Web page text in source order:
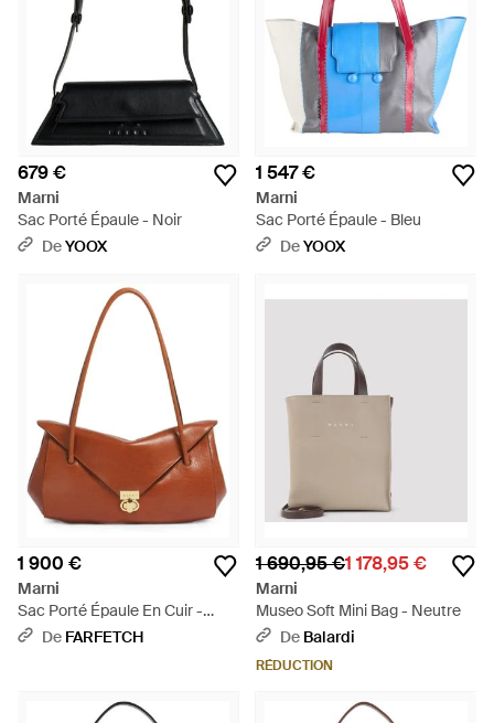
679 €
Marni
Sac Porté Épaule - Noir
DeYOOX
1 547 €
Marni
Sac Porté Épaule - Bleu
DeYOOX
1 900 €
Marni
Sac Porté Épaule En Cuir -
Marron
De FARFETCH
1 690,95 €1 178,95 €
Marni
Museo Soft Mini Bag - Neutre
De Balardi
RÉDUCTION